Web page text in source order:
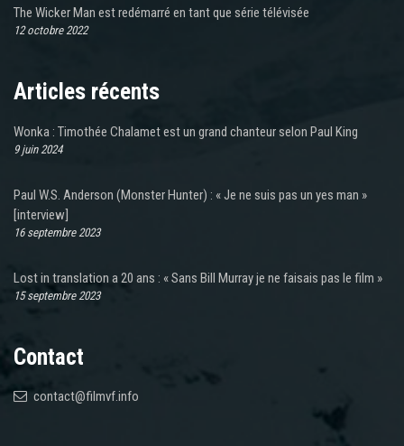
The Wicker Man est redémarré en tant que série télévisée
12 octobre 2022
Articles récents
Wonka : Timothée Chalamet est un grand chanteur selon Paul King
9 juin 2024
Paul W.S. Anderson (Monster Hunter) : « Je ne suis pas un yes man »
[interview]
16 septembre 2023
Lost in translation a 20 ans : « Sans Bill Murray je ne faisais pas le film »
15 septembre 2023
Contact
contact@filmvf.info